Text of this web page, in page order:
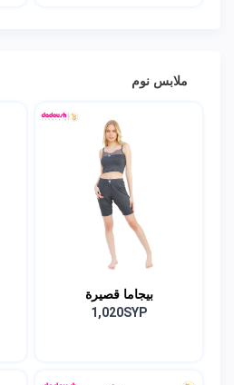
ملابس نوم
بيجاما قصيرة
1,020SYP